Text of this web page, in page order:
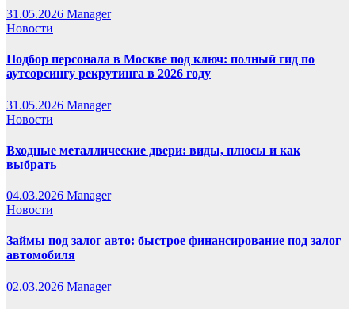
31.05.2026 Manager
Новости
Подбор персонала в Москве под ключ: полный гид по
аутсорсингу рекрутинга в 2026 году
31.05.2026 Manager
Новости
Входные металлические двери: виды, плюсы и как
выбрать
04.03.2026 Manager
Новости
Займы под залог авто: быстрое финансирование под залог
автомобиля
02.03.2026 Manager